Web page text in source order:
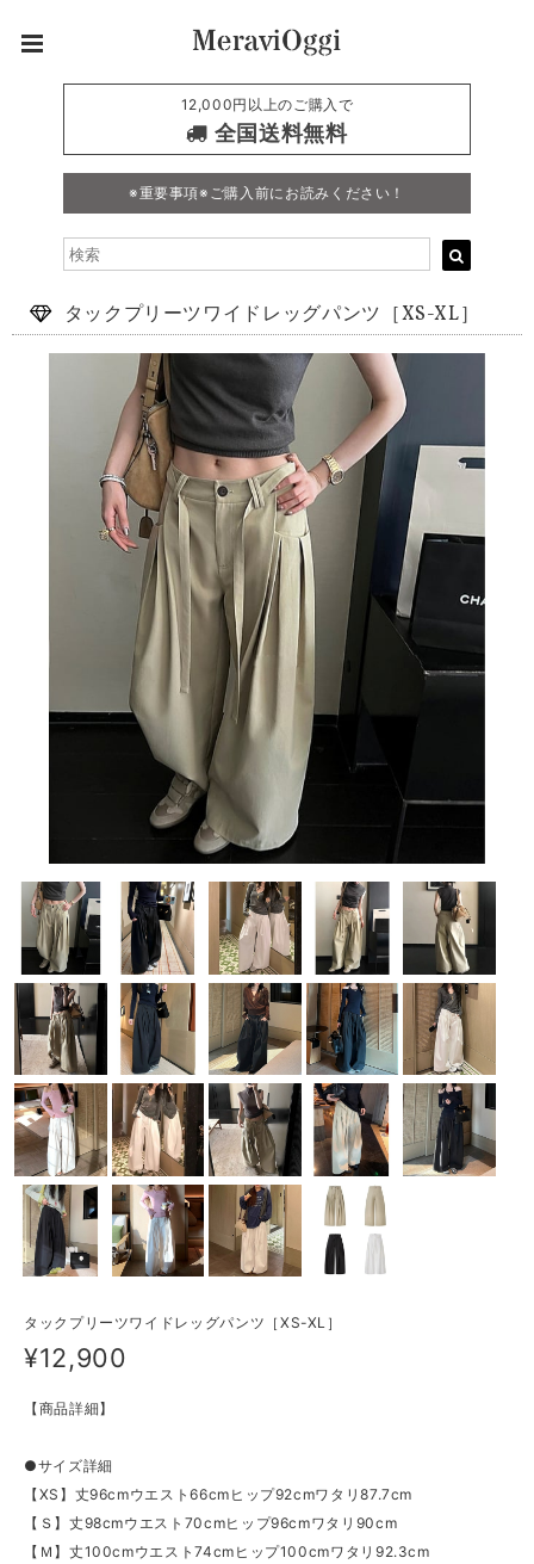
12,000円以上のご購入で
全国送料無料
※重要事項※ご購入前にお読みください！
タックプリーツワイドレッグパンツ［XS-XL］
タックプリーツワイドレッグパンツ［XS-XL］
¥12,900
【商品詳細】
●サイズ詳細
【XS】丈96cmウエスト66cmヒップ92cmワタリ87.7cm
【Ｓ】丈98cmウエスト70cmヒップ96cmワタリ90cm
【Ｍ】丈100cmウエスト74cmヒップ100cmワタリ92.3cm